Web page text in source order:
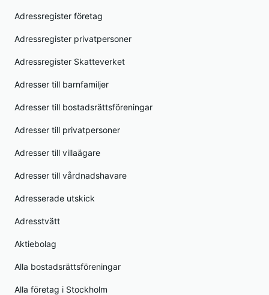
Adressregister företag
Adressregister privatpersoner
Adressregister Skatteverket
Adresser till barnfamiljer
Adresser till bostadsrättsföreningar
Adresser till privatpersoner
Adresser till villaägare
Adresser till vårdnadshavare
Adresserade utskick
Adresstvätt
Aktiebolag
Alla bostadsrättsföreningar
Alla företag i Stockholm